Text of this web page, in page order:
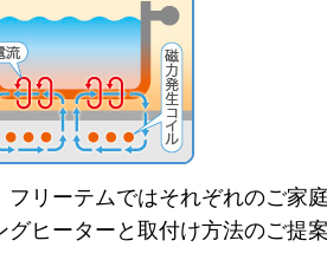
フリーテムではそれぞれのご家
グヒーターと取付け方法のご提